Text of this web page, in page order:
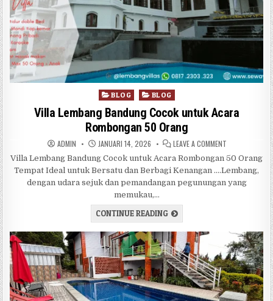
Posted in
BLOG BLOG
Villa Lembang Bandung Cocok untuk Acara
Rombongan 50 Orang
AUTHOR:
ADMIN PUBLISHED DATE:
JANUARI 14, 2026 LEAVE A COMMENT ON VILLA
Villa Lembang Bandung Cocok untuk Acara Rombongan 50 Orang
Tempat Ideal untuk Bersatu dan Berbagi Kenangan ….Lembang,
dengan udara sejuk dan pemandangan pegunungan yang
memukau,…
CONTINUE READINGVILLA LEMBANG BANDUNG